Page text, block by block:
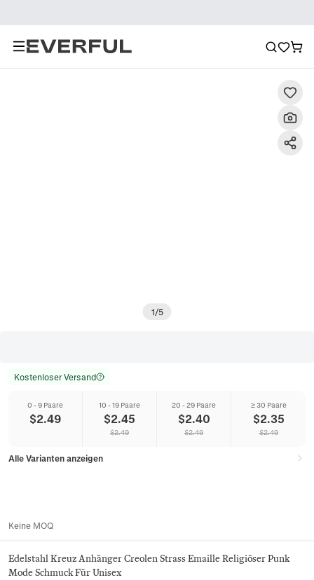
1/5
Kostenloser Versand
0 - 9 Paare
$2.49
10 - 19 Paare
$2.45
$2.49
20 - 29 Paare
$2.40
$2.49
≥ 30 Paare
$2.35
$2.49
Alle Varianten anzeigen
Keine MOQ
Edelstahl Kreuz Anhänger Creolen Strass Emaille Religiöser Punk
Mode Schmuck Für Unisex